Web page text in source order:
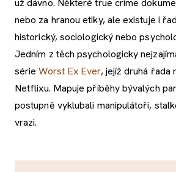
už dávno. Některé true crime
nebo za hranou etiky, ale existuje i
historický, sociologický nebo
Jedním z těch psychologicky
sérieWorst Ex Ever, jejíž druhá řada
Netflixu. Mapuje příběhy bývalých
postupně vyklubali manipulátoři,
vrazi.